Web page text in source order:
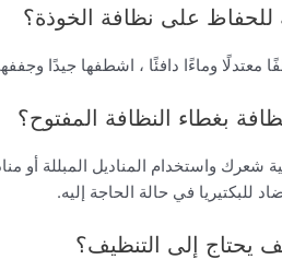
على نظافة الخوذة؟
وماءًا دافئًا ، اشطفها جيدًا
بغطاء النظافة المفتوح؟
شعرك واستخدام المناديل المبللة أو
للبكتيريا في حالة الحاجة إليه.
يحتاج إلى التنظيف؟